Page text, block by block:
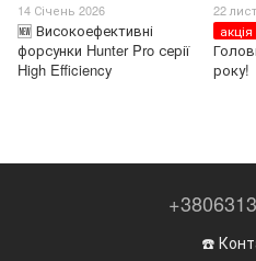
14 Січень 2026
🆕 Високоефективні
форсунки Hunter Pro серії
High Efficiency
22
акція
року!
☎️